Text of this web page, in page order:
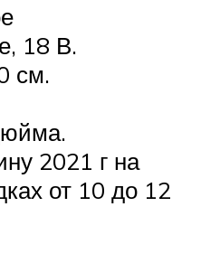
18 В.
см.
2021 г на
от 10 до 12